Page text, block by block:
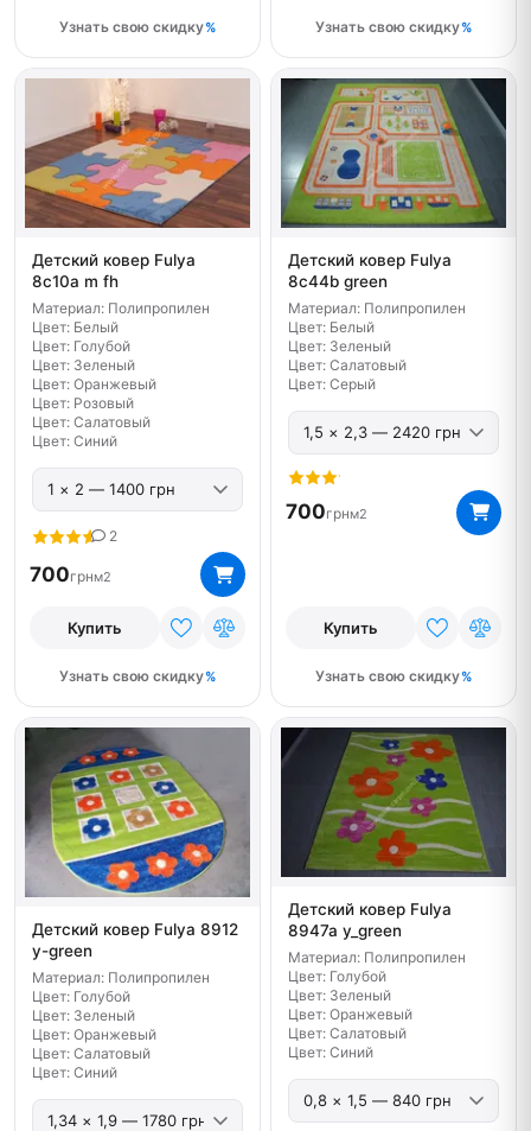
Узнать свою скидку Узнать свою скидку
Детский ковер Fulya
8c10a m fh
Материал: Полипропилен
Цвет: Белый
Цвет: Голубой
Цвет: Зеленый
Цвет: Оранжевый
Цвет: Розовый
Цвет: Салатовый
Цвет: Синий
2
700грнм2
Купить
Узнать свою скидку
Детский ковер Fulya
8c44b green
Материал: Полипропилен
Цвет: Белый
Цвет: Зеленый
Цвет: Салатовый
Цвет: Серый
700грнм2
Купить
Узнать свою скидку
Детский ковер Fulya 8912
y-green
Материал: Полипропилен
Цвет: Голубой
Цвет: Зеленый
Цвет: Оранжевый
Цвет: Салатовый
Цвет: Синий
Детский ковер Fulya
8947a y_green
Материал: Полипропилен
Цвет: Голубой
Цвет: Зеленый
Цвет: Оранжевый
Цвет: Салатовый
Цвет: Синий